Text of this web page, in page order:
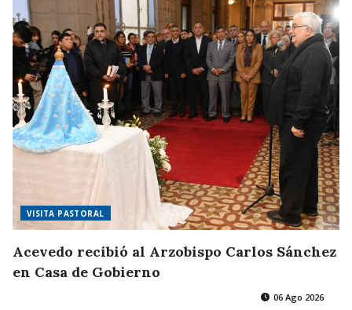
VISITA PASTORAL
Acevedo recibió al Arzobispo Carlos Sánchez
en Casa de Gobierno
06 Ago 2026